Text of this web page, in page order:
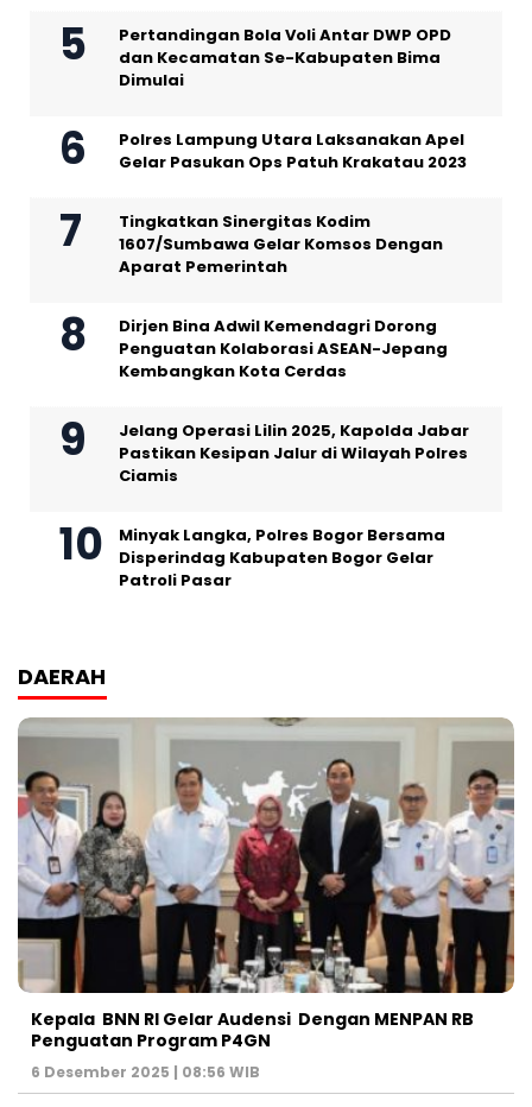
Pertandingan Bola Voli Antar DWP OPD
dan Kecamatan Se-Kabupaten Bima
Dimulai
Polres Lampung Utara Laksanakan Apel
Gelar Pasukan Ops Patuh Krakatau 2023
Tingkatkan Sinergitas Kodim
1607/Sumbawa Gelar Komsos Dengan
Aparat Pemerintah
Dirjen Bina Adwil Kemendagri Dorong
Penguatan Kolaborasi ASEAN-Jepang
Kembangkan Kota Cerdas
Jelang Operasi Lilin 2025, Kapolda Jabar
Pastikan Kesipan Jalur di Wilayah Polres
Ciamis
Minyak Langka, Polres Bogor Bersama
Disperindag Kabupaten Bogor Gelar
Patroli Pasar
DAERAH
Kepala BNN RI Gelar Audensi Dengan MENPAN RB
Penguatan Program P4GN
6 Desember 2025 | 08:56 WIB